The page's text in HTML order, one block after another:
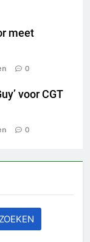
meet
0
voor CGT
0